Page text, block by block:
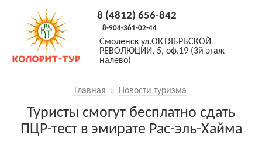
Смоленскул.ОКТЯБРЬСКОЙ
РЕВОЛЮЦИИ, 5, оф.19 (3й этаж
налево)
8 (4812) 656-842
8-904-361-02-44
Главная » Новости туризма
Туристы смогут бесплатно сдать
ПЦР-тест в эмирате Рас-эль-Хайма